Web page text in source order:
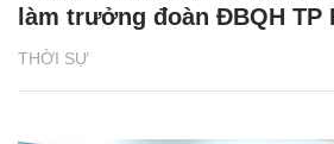
THỜI SỰ
làm trưởng đoàn ĐBQH TP